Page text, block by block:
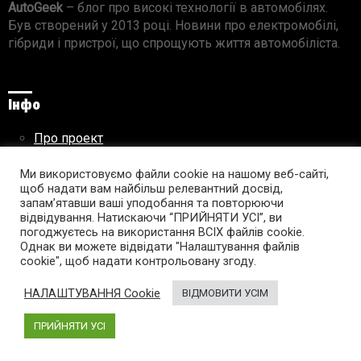
AutoGeek– блог про високі технології в автомобілях.
Був створений у 2013 році. Новини про електромобілі,
гібриди і пристрої, що спрощують життя автомобіліста.
Інфо
Про проект
Правила використання матеріалів
Підпишись на AutoGeek!
facebooktwitter instagramyoutube tumblr linkedin
Ми використовуємо файли cookie на нашому веб-сайті,
щоб надати вам найбільш релевантний досвід,
запам’ятавши ваші уподобання та повторюючи
відвідування. Натискаючи “ПРИЙНЯТИ УСІ”, ви
погоджуєтесь на використання ВСІХ файлів cookie.
Однак ви можете відвідати "Налаштування файлів
cookie", щоб надати контрольовану згоду.
НАЛАШТУВАННЯ Cookie ВІДМОВИТИ УСІМ
ПРИЙНЯТИ УСІ